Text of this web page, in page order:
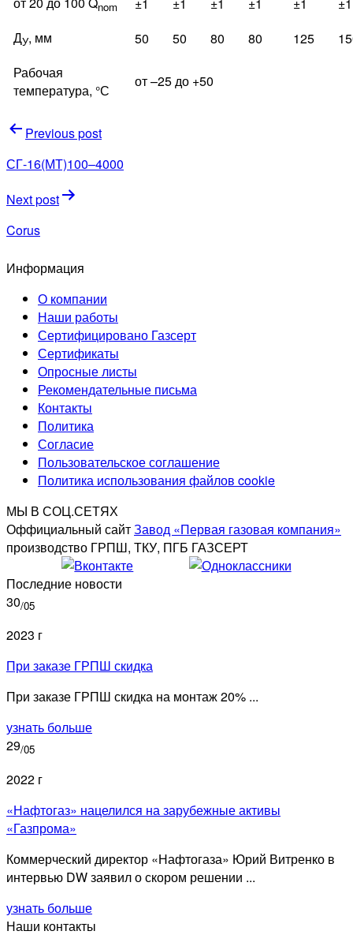
nom ±1 ±1 ±1 ±1 ±1
±1
ДУ, мм 50 50 80 80 125
Рабочая
температура, °С
от –25 до +50
Навигация
по
записям
Previous post
СГ-16(МТ)100–4000
Next post
Corus
Информация
О компании
Наши работы
Сертифицировано Газсерт
Сертификаты
Опросные листы
Рекомендательные письма
Контакты
Политика
Согласие
Пользовательское соглашение
Политика использования файлов cookie
МЫ В СОЦ.СЕТЯХ
Оффициальный сайтЗавод «Первая газовая компания»
производство ГРПШ, ТКУ, ПГБ ГАЗСЕРТ
Последние новости
30/05
2023 г
При заказе ГРПШ скидка
При заказе ГРПШ скидка на монтаж 20% ...
узнать больше
29/05
2022 г
«Нафтогаз» нацелился на зарубежные активы
«Газпрома»
Коммерческий директор «Нафтогаза» Юрий Витренко в
интервью DW заявил о скором решении ...
узнать больше
Наши контакты